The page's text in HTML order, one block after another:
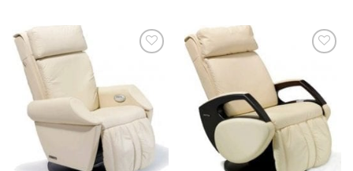
wishlist
wishlist